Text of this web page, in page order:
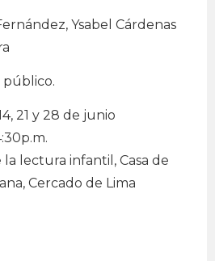
Ysabel Cárdenas
público.
21 y 28 de junio
lectura infantil, Casa de
Cercado de Lima